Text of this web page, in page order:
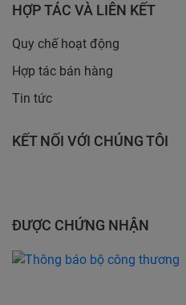
HỢP TÁC VÀ LIÊN KẾT
Quy chế hoạt động
Hợp tác bán hàng
Tin tức
KẾT NỐI VỚI CHÚNG TÔI
ĐƯỢC CHỨNG NHẬN